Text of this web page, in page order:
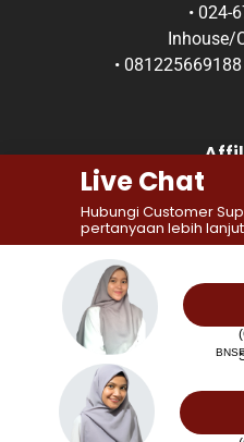
• 024-
Inhouse/
•
Live Chat
Hubungi Customer
pertanyaan lebih lanjut